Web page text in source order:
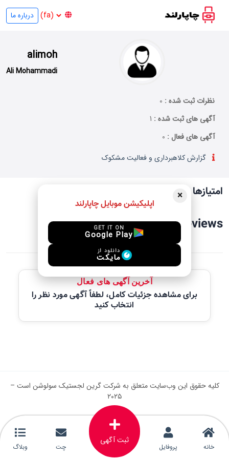
درباره ما
alimoh
Ali Mohammadi
نظرات ثبت شده : 0
آگهی های ثبت شده : 1
آگهی های فعال : 0
گزارش کلاهبرداری و فعالیت مشکوک
امتیازها و نظرات کاربران
no reviews
آخرین آگهی های فعال
برای مشاهده جزئیات کامل، لطفاً آگهی مورد نظر را
انتخاب کنید
کلیه حقوق این وب‌سایت متعلق به شرکت گرین لجستیک سولوشن است –
۲۰۲۵
خانه پروفایل
ثبت آگهی
چت وبلاگ
×
اپلیکیشن موبایل چاپارلند
GET IT ON
Google Play
دانلود از
مایکت